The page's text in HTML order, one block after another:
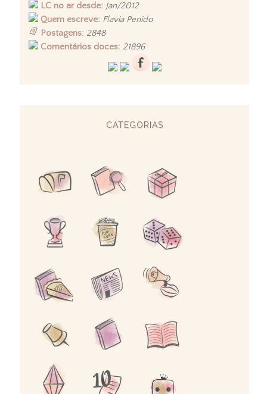
LC no ar desde: Jan/2012
Quem escreve: Flavia Penido
Postagens: 2848
Comentários doces: 21896
CATEGORIAS